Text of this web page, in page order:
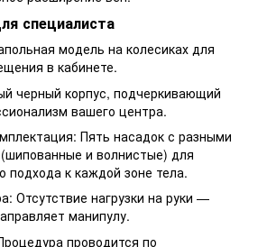
специалиста
модель на колесиках для
в кабинете.
черный корпус, подчеркивающий
вашего центра.
Пять насадок с разными
и волнистые) для
подхода к каждой зоне тела.
Отсутствие нагрузки на руки —
манипулу.
проводится по